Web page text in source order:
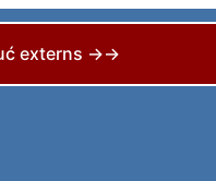
externs →→